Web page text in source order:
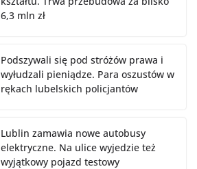
6,3 mln zł
Podszywali się pod stróżów prawa i
wyłudzali pieniądze. Para oszustów w
rękach lubelskich policjantów
Lublin zamawia nowe autobusy
elektryczne. Na ulice wyjedzie też
wyjątkowy pojazd testowy